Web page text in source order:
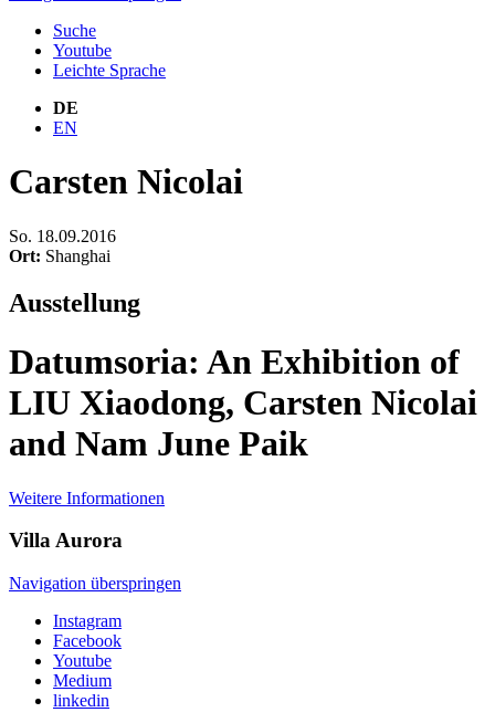
Suche
Youtube
Leichte Sprache
DE
EN
Carsten Nicolai
So. 18.09.2016
Ort: Shanghai
Ausstellung
Datumsoria: An Exhibition of
LIU Xiaodong, Carsten Nicolai
and Nam June Paik
Weitere Informationen
VillaAurora
Navigation überspringen
Instagram
Facebook
Youtube
Medium
linkedin